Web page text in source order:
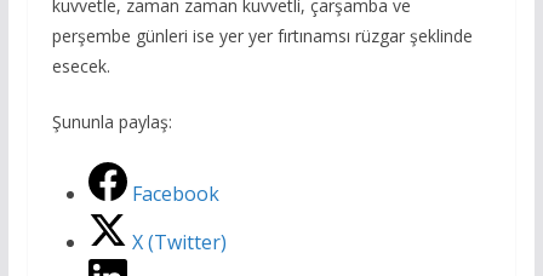
kuvvetle, zaman zaman kuvvetli, çarşamba ve
perşembe günleri ise yer yer fırtınamsı rüzgar şeklinde
esecek.
Şununla paylaş:
Facebook
X (Twitter)